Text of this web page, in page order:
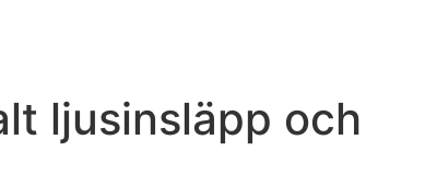
ljusinsläpp och